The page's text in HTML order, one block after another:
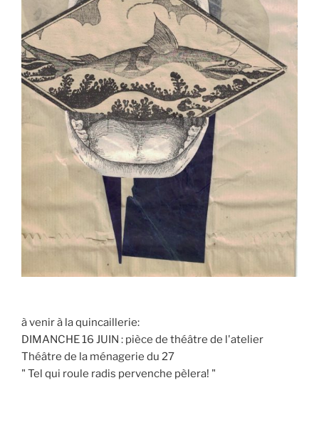
à venir à la quincaillerie:
DIMANCHE 16 JUIN : pièce de théâtre de l'atelier
Théâtre de la ménagerie du 27
" Tel qui roule radis pervenche pèlera! "